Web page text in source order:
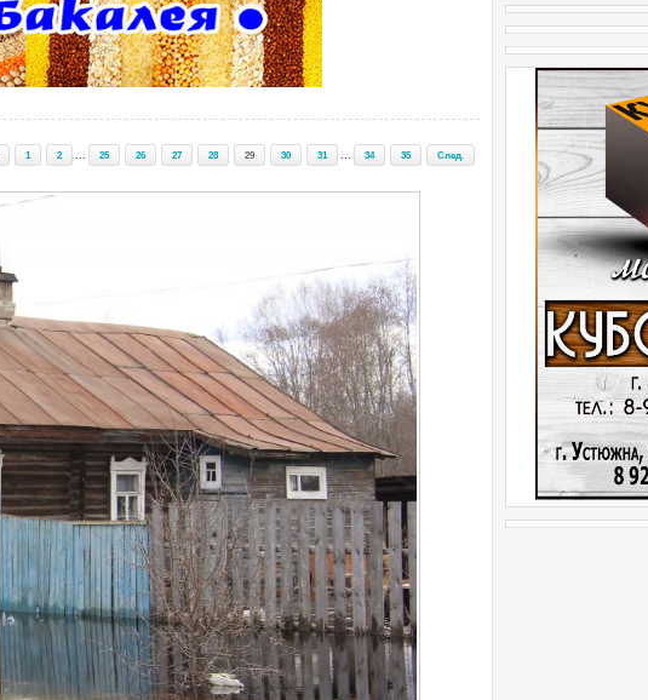
1 2 ... 25 26 27 28 29 30 31 ... 34 35 След.